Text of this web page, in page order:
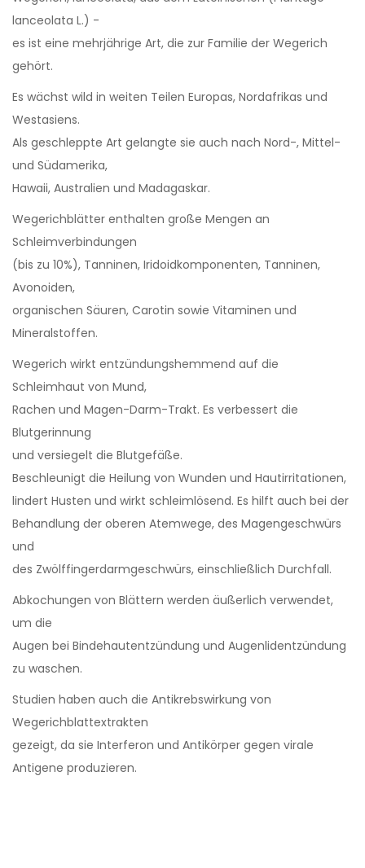
lanceolata L.) -
es ist eine mehrjährige Art, die zur Familie der Wegerich
gehört.
Es wächst wild in weiten Teilen Europas, Nordafrikas und
Westasiens.
Als geschleppte Art gelangte sie auch nach Nord-, Mittel-
und Südamerika,
Hawaii, Australien und Madagaskar.
Wegerichblätter enthalten große Mengen an
Schleimverbindungen
(bis zu 10%), Tanninen, Iridoidkomponenten, Tanninen,
Avonoiden,
organischen Säuren, Carotin sowie Vitaminen und
Mineralstoffen.
Wegerich wirkt entzündungshemmend auf die
Schleimhaut von Mund,
Rachen und Magen-Darm-Trakt. Es verbessert die
Blutgerinnung
und versiegelt die Blutgefäße.
Beschleunigt die Heilung von Wunden und Hautirritationen,
lindert Husten und wirkt schleimlösend. Es hilft auch bei der
Behandlung der oberen Atemwege, des Magengeschwürs
und
des Zwölffingerdarmgeschwürs, einschließlich Durchfall.
Abkochungen von Blättern werden äußerlich verwendet,
um die
Augen bei Bindehautentzündung und Augenlidentzündung
zu waschen.
Studien haben auch die Antikrebswirkung von
Wegerichblattextrakten
gezeigt, da sie Interferon und Antikörper gegen virale
Antigene produzieren.